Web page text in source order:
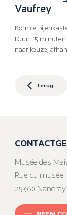
Vaufrey
Kom de
Duur: 15
naar keuze,
Terug
Musée des
Rue du musée
25360